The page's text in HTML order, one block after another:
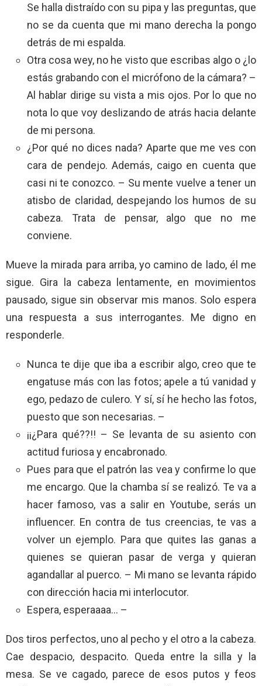
Se halla distraído con su pipa y las preguntas, que
no se da cuenta que mi mano derecha la pongo
detrás de mi espalda.
Otra cosa wey, no he visto que escribas algo o ¿lo
estás grabando con el micrófono de la cámara? –
Al hablar dirige su vista a mis ojos. Por lo que no
nota lo que voy deslizando de atrás hacia delante
de mi persona.
¿Por qué no dices nada? Aparte que me ves con
cara de pendejo. Además, caigo en cuenta que
casi ni te conozco. – Su mente vuelve a tener un
atisbo de claridad, despejando los humos de su
cabeza. Trata de pensar, algo que no me
conviene.
Mueve la mirada para arriba, yo camino de lado, él me
sigue. Gira la cabeza lentamente, en movimientos
pausado, sigue sin observar mis manos. Solo espera
una respuesta a sus interrogantes. Me digno en
responderle.
Nunca te dije que iba a escribir algo, creo que te
engatuse más con las fotos; apele a tú vanidad y
ego, pedazo de culero. Y sí, sí he hecho las fotos,
puesto que son necesarias. –
¡¡¿Para qué??!! – Se levanta de su asiento con
actitud furiosa y encabronado.
Pues para que el patrón las vea y confirme lo que
me encargo. Que la chamba sí se realizó. Te va a
hacer famoso, vas a salir en Youtube, serás un
influencer. En contra de tus creencias, te vas a
volver un ejemplo. Para que quites las ganas a
quienes se quieran pasar de verga y quieran
agandallar al puerco. – Mi mano se levanta rápido
con dirección hacia mi interlocutor.
Espera, esperaaaa… –
Dos tiros perfectos, uno al pecho y el otro a la cabeza.
Cae despacio, despacito. Queda entre la silla y la
mesa. Se ve cagado, parece de esos putos y feos